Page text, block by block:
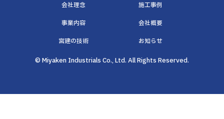
会社理念 施工事例
事業内容 会社概要
宮建の技術 お知らせ
© Miyaken Industrials Co., Ltd. All Rights Reserved.